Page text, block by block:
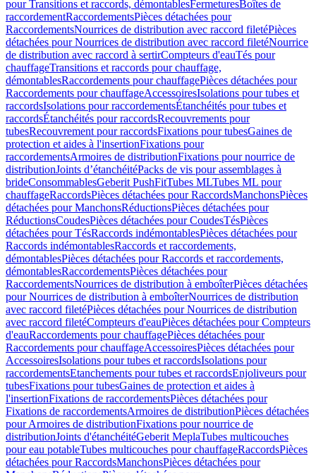
pour Transitions et raccords, démontablesFermeturesBoîtes de
raccordementRaccordementsPièces détachées pour
RaccordementsNourrices de distribution avec raccord filetéPièces
détachées pour Nourrices de distribution avec raccord filetéNourrice
de distribution avec raccord à sertirCompteurs d'eauTés pour
chauffageTransitions et raccords pour chauffage,
démontablesRaccordements pour chauffagePièces détachées pour
Raccordements pour chauffageAccessoiresIsolations pour tubes et
raccordsIsolations pour raccordementsÉtanchéités pour tubes et
raccordsÉtanchéités pour raccordsRecouvrements pour
tubesRecouvrement pour raccordsFixations pour tubesGaines de
protection et aides à l'insertionFixations pour
raccordementsArmoires de distributionFixations pour nourrice de
distributionJoints d’étanchéitéPacks de vis pour assemblages à
brideConsommablesGeberit PushFitTubes MLTubes ML pour
chauffageRaccordsPièces détachées pour RaccordsManchonsPièces
détachées pour ManchonsRéductionsPièces détachées pour
RéductionsCoudesPièces détachées pour CoudesTésPièces
détachées pour TésRaccords indémontablesPièces détachées pour
Raccords indémontablesRaccords et raccordements,
démontablesPièces détachées pour Raccords et raccordements,
démontablesRaccordementsPièces détachées pour
RaccordementsNourrices de distribution à emboîterPièces détachées
pour Nourrices de distribution à emboîterNourrices de distribution
avec raccord filetéPièces détachées pour Nourrices de distribution
avec raccord filetéCompteurs d'eauPièces détachées pour Compteurs
d'eauRaccordements pour chauffagePièces détachées pour
Raccordements pour chauffageAccessoiresPièces détachées pour
AccessoiresIsolations pour tubes et raccordsIsolations pour
raccordementsEtanchements pour tubes et raccordsEnjoliveurs pour
tubesFixations pour tubesGaines de protection et aides à
l'insertionFixations de raccordementsPièces détachées pour
Fixations de raccordementsArmoires de distributionPièces détachées
pour Armoires de distributionFixations pour nourrice de
distributionJoints d'étanchéitéGeberit MeplaTubes multicouches
pour eau potableTubes multicouches pour chauffageRaccordsPièces
détachées pour RaccordsManchonsPièces détachées pour